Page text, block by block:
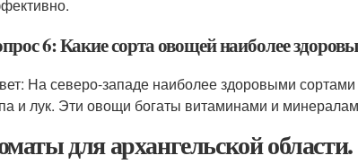
6: Какие сорта овощей наиболее
На северо-западе наиболее здоровыми
и лук. Эти овощи богаты витаминами и
для архангельской